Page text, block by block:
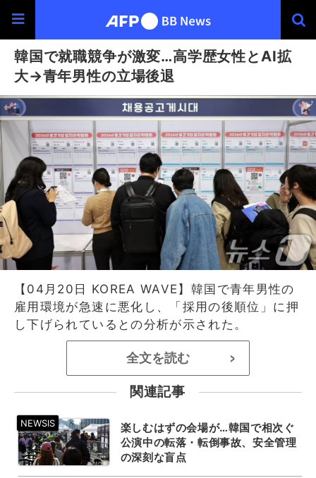
韓国で就職競争が激変…高学歴女性とAI拡
大→青年男性の立場後退
【04月20日 KOREA WAVE】韓国で青年男性の
雇用環境が急速に悪化し、「採用の後順位」に押
し下げられているとの分析が示された。
全文を読む >
関連記事
楽しむはずの会場が…韓国で相次ぐ
公演中の転落・転倒事故、安全管理
の深刻な盲点